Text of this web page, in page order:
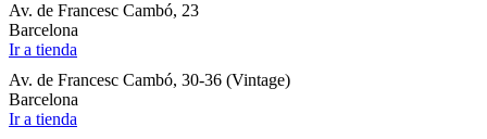
Av. de Francesc Cambó, 23
Barcelona
Ir a tienda
Av. de Francesc Cambó, 30-36 (Vintage)
Barcelona
Ir a tienda